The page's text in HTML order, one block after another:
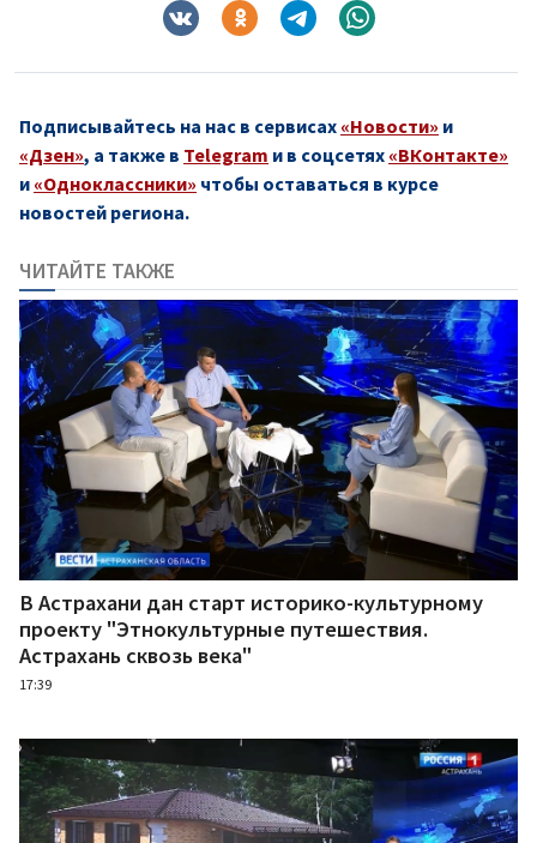
Подписывайтесь на нас в сервисах «Новости» и
«Дзен», а также в Telegram и в соцсетях «ВКонтакте»
и «Одноклассники» чтобы оставаться в курсе
новостей региона.
ЧИТАЙТЕ ТАКЖЕ
В Астрахани дан старт историко-культурному
проекту "Этнокультурные путешествия.
Астрахань сквозь века"
17:39